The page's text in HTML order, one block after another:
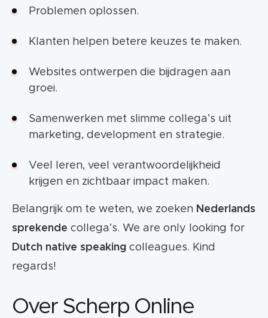
Problemen oplossen.
Klanten helpen betere keuzes te maken.
Websites ontwerpen die bijdragen aan
groei.
Samenwerken met slimme collega’s uit
marketing, development en strategie.
Veel leren, veel verantwoordelijkheid
krijgen en zichtbaar impact maken.
Belangrijk om te weten, we zoeken Nederlands
sprekende collega’s. We are only looking for
Dutch native speaking colleagues. Kind
regards!
Over Scherp Online